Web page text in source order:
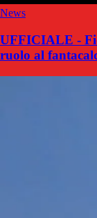
News
UFFICIALE -
ruolo al